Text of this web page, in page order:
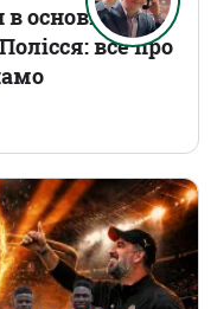
в основному
все про